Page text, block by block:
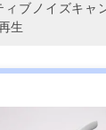
ィブノイズキャ
生